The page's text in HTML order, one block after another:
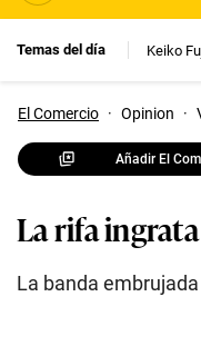
Temas del día Keiko
El Comercio · Opinion ·
Añadir El
La rifa ingrata
La banda